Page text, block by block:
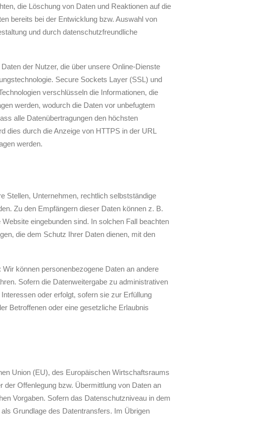
die Löschung von Daten und Reaktionen auf die
bereits bei der Entwicklung bzw. Auswahl von
und durch datenschutzfreundliche
der Nutzer, die über unsere Online-Dienste
Secure Sockets Layer (SSL) und
verschlüsseln die Informationen, die
werden, wodurch die Daten vor unbefugtem
alle Datenübertragungen den höchsten
dies durch die Anzeige von HTTPS in der URL
werden.
Stellen, Unternehmen, rechtlich selbstständige
Zu den Empfängern dieser Daten können z. B.
eingebunden sind. In solchen Fall beachten
die dem Schutz Ihrer Daten dienen, mit den
können personenbezogene Daten an andere
Sofern die Datenweitergabe zu administrativen
oder erfolgt, sofern sie zur Erfüllung
Betroffenen oder eine gesetzliche Erlaubnis
Union (EU), des Europäischen Wirtschaftsraums
Offenlegung bzw. Übermittlung von Daten an
Vorgaben. Sofern das Datenschutzniveau in dem
Grundlage des Datentransfers. Im Übrigen